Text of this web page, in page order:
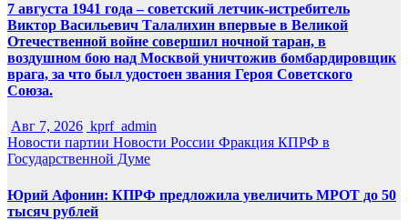
7 августа 1941 года – советский летчик-истребитель
Виктор Васильевич Талалихин впервые в Великой
Отечественной войне совершил ночной таран, в
воздушном бою над Москвой уничтожив бомбардировщик
врага, за что был удостоен звания Героя Советского
Союза.
Авг 7, 2026 kprf_admin
Новости партии Новости России Фракция КПРФ в
Государственной Думе
Юрий Афонин: КПРФ предложила увеличить МРОТ до 50
тысяч рублей